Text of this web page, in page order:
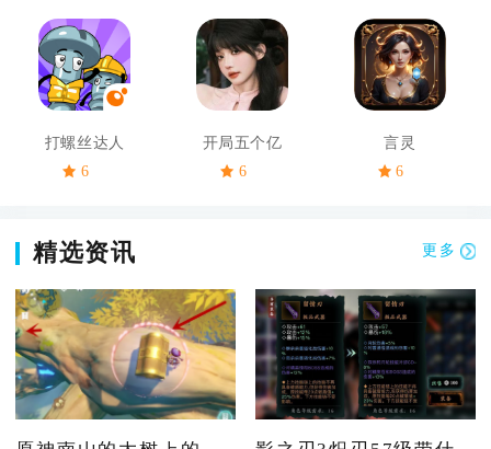
打螺丝达人
6
开局五个亿
6
言灵
6
精选资讯 更多